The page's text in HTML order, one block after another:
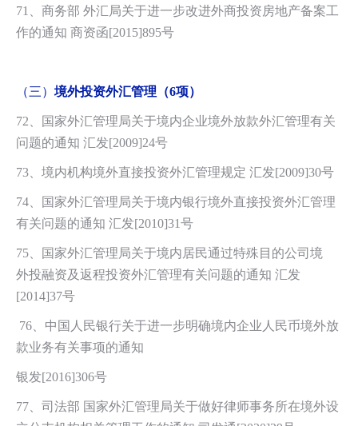
71、商务部 外汇局关于进一步改进外商投资房地产备案工
作的通知 商资函[2015]895号
（三） 境外投资外汇管理（6项）
72、国家外汇管理局关于境内企业境外放款外汇管理有关
问题的通知 汇发[2009]24号
73、境内机构境外直接投资外汇管理规定 汇发[2009]30号
74、国家外汇管理局关于境内银行境外直接投资外汇管理
有关问题的通知 汇发[2010]31号
75、国家外汇管理局关于境内居民通过特殊目的公司境
外投融资及返程投资外汇管理有关问题的通知 汇发
[2014]37号
76、中国人民银行关于进一步明确境内企业人民币境外放
款业务有关事项的通知
银发[2016]306号
77、司法部 国家外汇管理局关于做好律师事务所在境外设